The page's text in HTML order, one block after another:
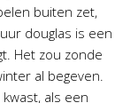
buiten zet,
douglas is een
Het zou zonde
al begeven.
als een